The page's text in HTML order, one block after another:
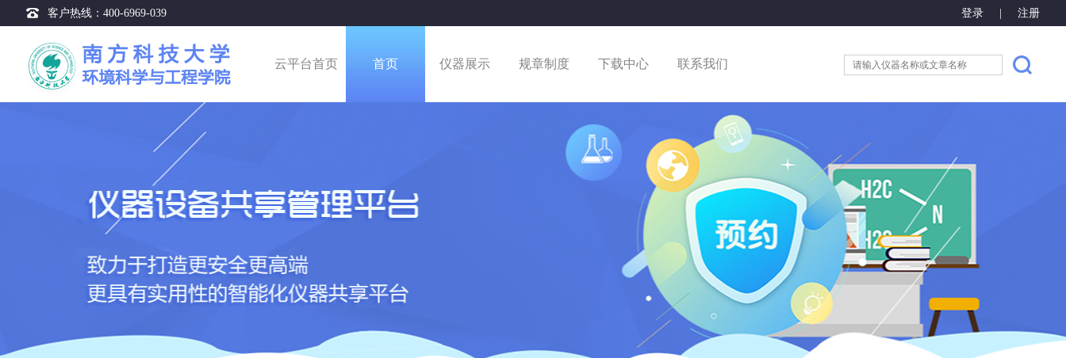
客户热线：400-6969-039 登录 注册
云平台首页 首页 仪器展示 规章制度 下载中心 联系我们
三重四极杆液相色谱质谱联用仪 12-14 10:13:34 被预约
该仪器已被预约 493 次
总有机碳分析仪 11-17 00:02:24 被预约
该仪器已被预约 257 次
三重四极杆气相色谱质谱联用仪 04-23 17:20:12 被预约
该仪器已被预约 17 次
加速溶剂萃取仪 04-03 10:32:43 被预约
该仪器已被预约 3 次